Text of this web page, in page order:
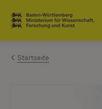
Zum Inhalt
Link zur Startseite
Startseite